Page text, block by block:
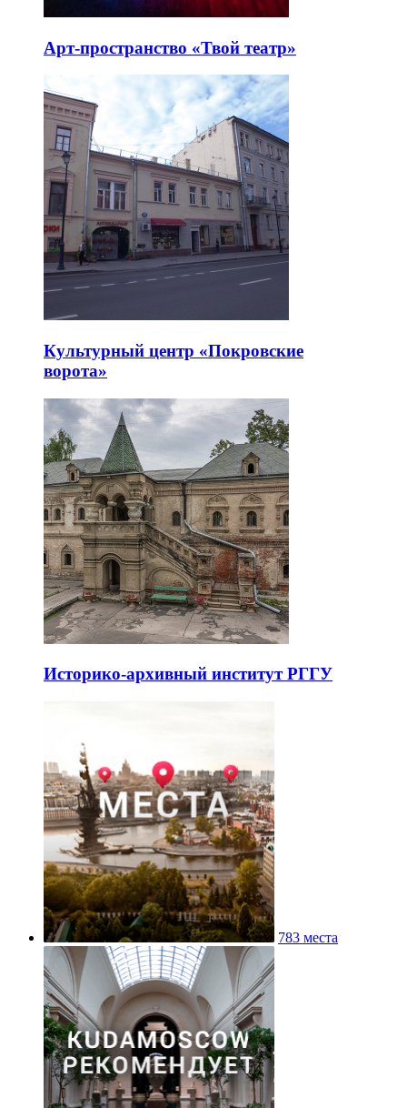
Арт-пространство «Твой театр»
Культурный центр «Покровские
ворота»
Историко-архивный институт РГГУ
783 места